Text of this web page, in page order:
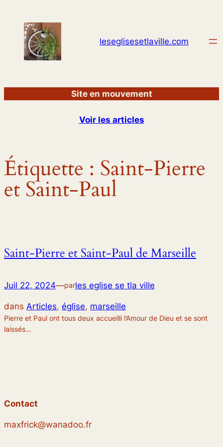
contenu
leseglisesetlaville.com
Site en mouvement
Voir les articles
Étiquette : Saint-Pierre
et Saint-Paul
Saint-Pierre et Saint-Paul de Marseille
Juil 22, 2024—parles eglise se tla ville
dans Articles, église, marseille
Pierre et Paul ont tous deux accueilli l’Amour de Dieu et se sont
laissés…
Contact
maxfrick@wanadoo.fr